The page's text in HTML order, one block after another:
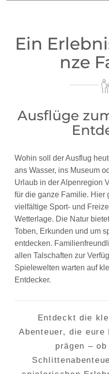
Ein
nze
Ausflüge
Wohin soll der Ausflug
ans Wasser, ins Museum
Urlaub in der Alpenregion
für die ganze Familie. Hier
vielfältige Sport- und
Wetterlage. Die Natur
Toben, Erkunden und um
entdecken.
allen Talschaften zur
Spielewelten warten auf
Entdecker.
Entdeckt die
Abenteuer, die eure
prägen –